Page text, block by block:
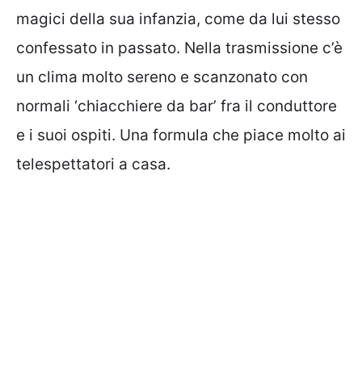
magici della sua infanzia, come da lui stesso
confessato in passato. Nella trasmissione c’è
un clima molto sereno e scanzonato con
normali ‘chiacchiere da bar’ fra il conduttore
e i suoi ospiti. Una formula che piace molto ai
telespettatori a casa.